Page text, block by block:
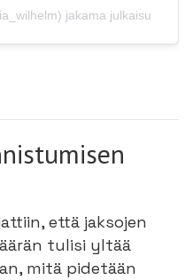
jakama julkaisu
että jaksojen
tulisi yltää
mitä pidetään